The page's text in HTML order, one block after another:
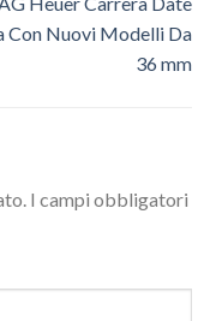
Con Nuovi Modelli Da
36 mm
I campi obbligatori